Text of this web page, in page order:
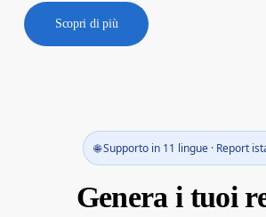
Scopri di più
🌐 Supporto in 11 lingue · Report
Genera i tuoi